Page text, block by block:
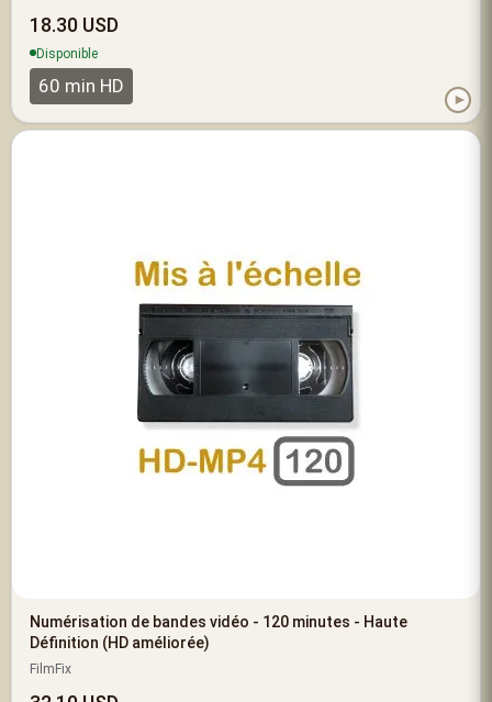
18.30 USD
Disponible
60 min HD
►
Numérisation de bandes vidéo - 120 minutes - Haute
Définition (HD améliorée)
FilmFix